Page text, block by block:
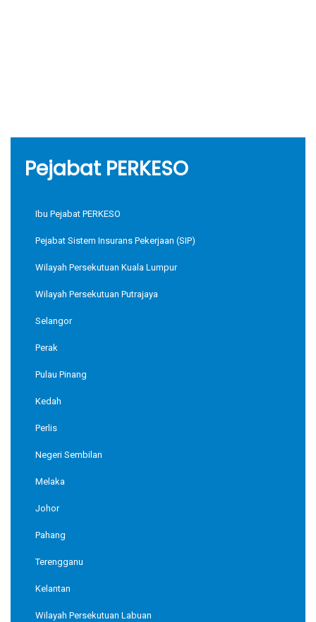
Pejabat PERKESO
Ibu Pejabat PERKESO
Pejabat Sistem Insurans Pekerjaan (SIP)
Wilayah Persekutuan Kuala Lumpur
Wilayah Persekutuan Putrajaya
Selangor
Perak
Pulau Pinang
Kedah
Perlis
Negeri Sembilan
Melaka
Johor
Pahang
Terengganu
Kelantan
Wilayah Persekutuan Labuan